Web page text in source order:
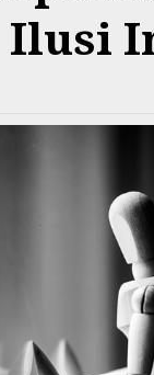
Ilusi